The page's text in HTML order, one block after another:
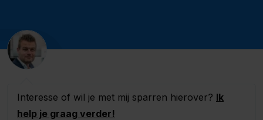
Interesse of wil je met mij sparren hierover? Ik
help je graag verder!